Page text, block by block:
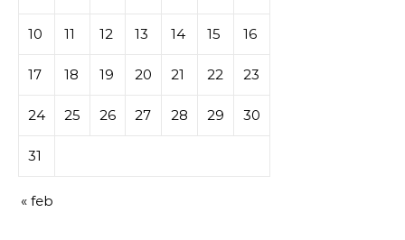
10 11 12 13 14 15 16
17 18 19 20 21 22 23
24 25 26 27 28 29 30
31
« feb